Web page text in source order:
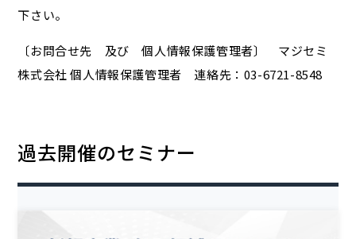
下さい。
〔お問合せ先 及び 個人情報保護管理者〕 マジセミ
株式会社 個人情報保護管理者 連絡先：03-6721-8548
過去開催のセミナー